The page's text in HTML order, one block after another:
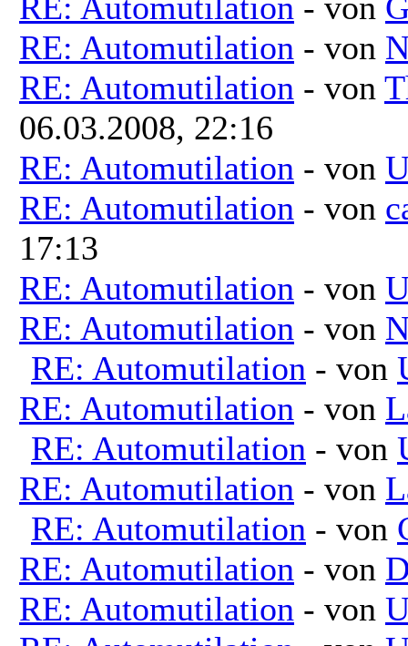
RE: Automutilation - von
RE: Automutilation - von
06.03.2008, 22:16
RE: Automutilation - von
RE: Automutilation - von
17:13
RE: Automutilation - von
RE: Automutilation - von
RE: Automutilation - von
RE: Automutilation - von
RE: Automutilation - von
RE: Automutilation - von
RE: Automutilation - von
RE: Automutilation - von
RE: Automutilation - von